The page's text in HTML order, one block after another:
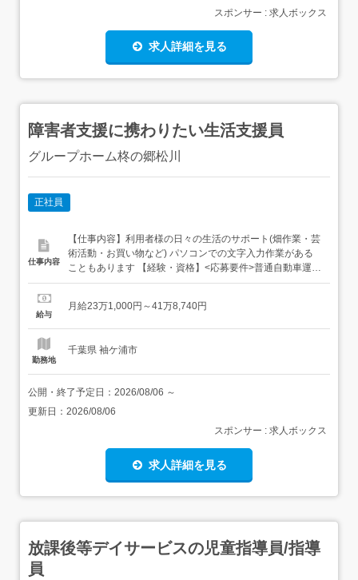
スポンサー : 求人ボックス
求人詳細を見る
障害者支援に携わりたい生活支援員
グループホーム柊の郷松川
正社員
仕事内容
【仕事内容】利用者様の日々の生活のサポート(畑作業・芸
術活動・お買い物など) パソコンでの文字入力作業がある
こともあります 【経験・資格】<応募要件>普通自動車運転
免許(AT限定可)18歳以上(深夜業務があるため) 経験・学歴
給与内訳・基本給 190,000円・処遇改善 41,000円夜勤手当
給与
月給23万1,000円～41万8,740円
勤務地
千葉県 袖ケ浦市
公開・終了予定日： 2026/08/06 ～
更新日： 2026/08/06
スポンサー : 求人ボックス
求人詳細を見る
放課後等デイサービスの児童指導員/指導
員